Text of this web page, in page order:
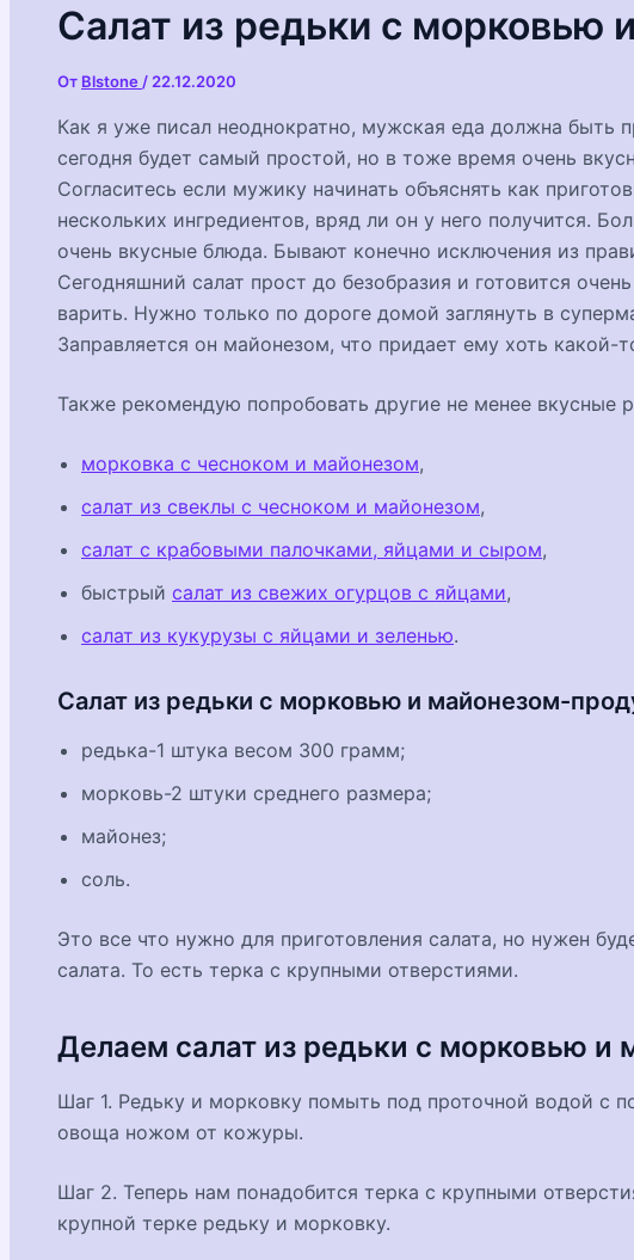
Салат из редьки с морковью
От Blstone / 22.12.2020
Как я уже писал неоднократно, мужская еда должна быть
сегодня будет самый простой, но в тоже время очень
Согласитесь если мужику начинать объяснять как
нескольких ингредиентов, вряд ли он у него получится.
очень вкусные блюда. Бывают конечно исключения из
Сегодняшний салат прост до безобразия и готовится
варить. Нужно только по дороге домой заглянуть в
Заправляется он майонезом, что придает ему хоть какой-
Также рекомендую попробовать другие не менее вкусные
морковка с чесноком и майонезом,
салат из свеклы с чесноком и майонезом,
салат с крабовыми палочками, яйцами и сыром,
быстрый салат из свежих огурцов с яйцами,
салат из кукурузы с яйцами и зеленью.
Салат из редьки с морковью и майонезом-
редька-1 штука весом 300 грамм;
морковь-2 штуки среднего размера;
майонез;
соль.
Это все что нужно для приготовления салата, но нужен
салата. То есть терка с крупными отверстиями.
Делаем салат из редьки с морковью и
Шаг 1. Редьку и морковку помыть под проточной водой с
овоща ножом от кожуры.
Шаг 2. Теперь нам понадобится терка с крупными
крупной терке редьку и морковку.